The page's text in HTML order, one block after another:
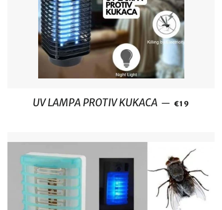
UV LAMPA PROTIV KUKACA — REDOVNA
€19